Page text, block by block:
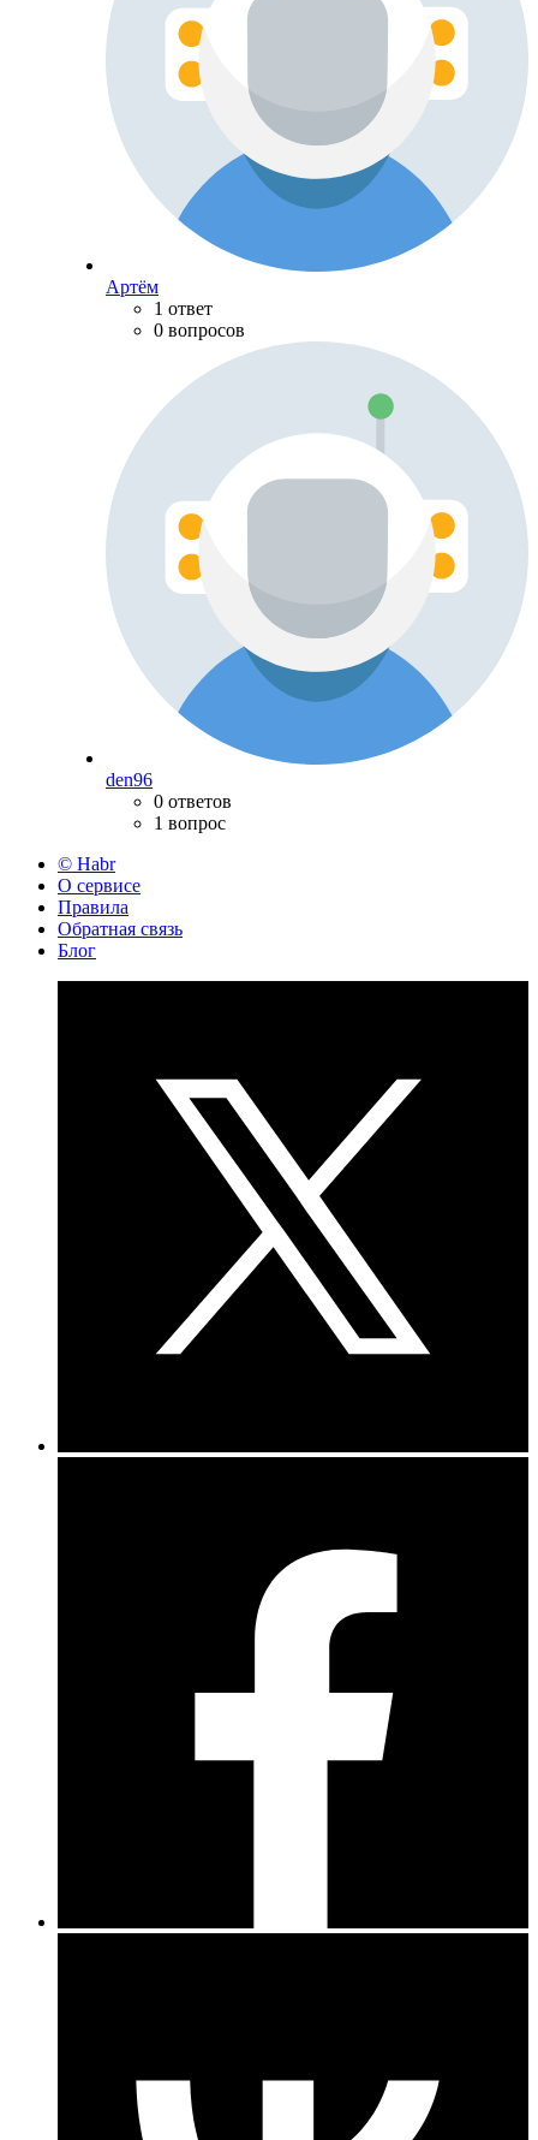
Артём
1 ответ
0 вопросов
den96
0 ответов
1 вопрос
© Habr
О сервисе
Правила
Обратная связь
Блог